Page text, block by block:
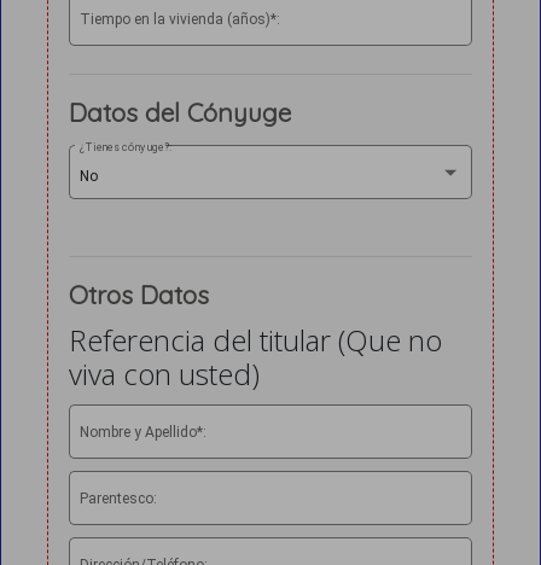
Tiempo en la vivienda (años)*:
Datos del Cónyuge
No
¿Tienes cónyuge?:
Otros Datos
Referencia del titular (Que no
viva con usted)
Nombre y Apellido*:
Parentesco: